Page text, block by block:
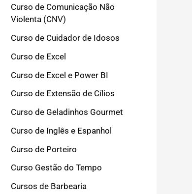
Curso de Comunicação Não
Violenta (CNV)
Curso de Cuidador de Idosos
Curso de Excel
Curso de Excel e Power BI
Curso de Extensão de Cílios
Curso de Geladinhos Gourmet
Curso de Inglês e Espanhol
Curso de Porteiro
Curso Gestão do Tempo
Cursos de Barbearia